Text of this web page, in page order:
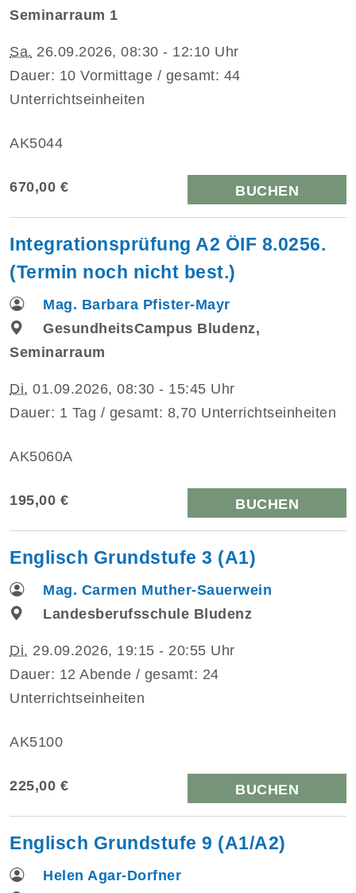
Seminarraum 1
Sa. 26.09.2026, 08:30 - 12:10 Uhr
Dauer: 10 Vormittage / gesamt: 44
Unterrichtseinheiten
AK5044
670,00 € BUCHEN
Integrationsprüfung A2 ÖIF 8.0256.
(Termin noch nicht best.)
Mag. Barbara Pfister-Mayr
GesundheitsCampus Bludenz,
Seminarraum
Di. 01.09.2026, 08:30 - 15:45 Uhr
Dauer: 1 Tag / gesamt: 8,70 Unterrichtseinheiten
AK5060A
195,00 € BUCHEN
Englisch Grundstufe 3 (A1)
Mag. Carmen Muther-Sauerwein
Landesberufsschule Bludenz
Di. 29.09.2026, 19:15 - 20:55 Uhr
Dauer: 12 Abende / gesamt: 24
Unterrichtseinheiten
AK5100
225,00 € BUCHEN
Englisch Grundstufe 9 (A1/A2)
Helen Agar-Dorfner